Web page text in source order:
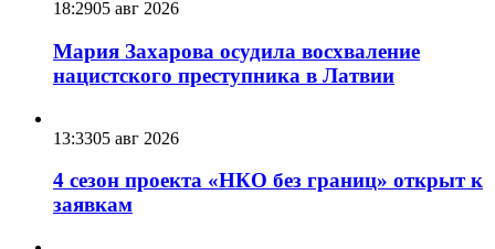
18:2905 авг 2026
Мария Захарова осудила восхваление
нацистского преступника в Латвии
13:3305 авг 2026
4 сезон проекта «НКО без границ» открыт к
заявкам